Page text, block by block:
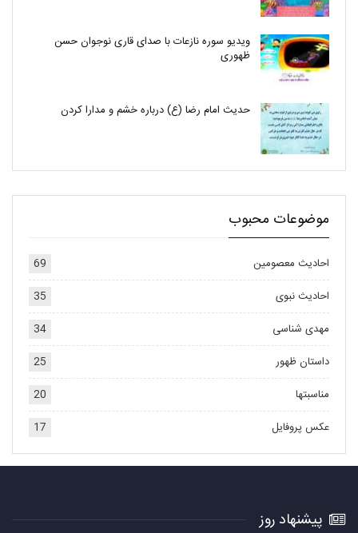
ویدیو سوره نازعات با صدای قاری نوجوان حسن
ظهوری
حدیث امام رضا (ع) درباره خشم و مدارا کردن
موضوعات محبوب
احادیث معصومین
69
احادیث نبوی
35
مهدی شناسی
34
داستان ظهور
25
مناسبتها
20
عکس پروفایل
17
پیشنهاد روز